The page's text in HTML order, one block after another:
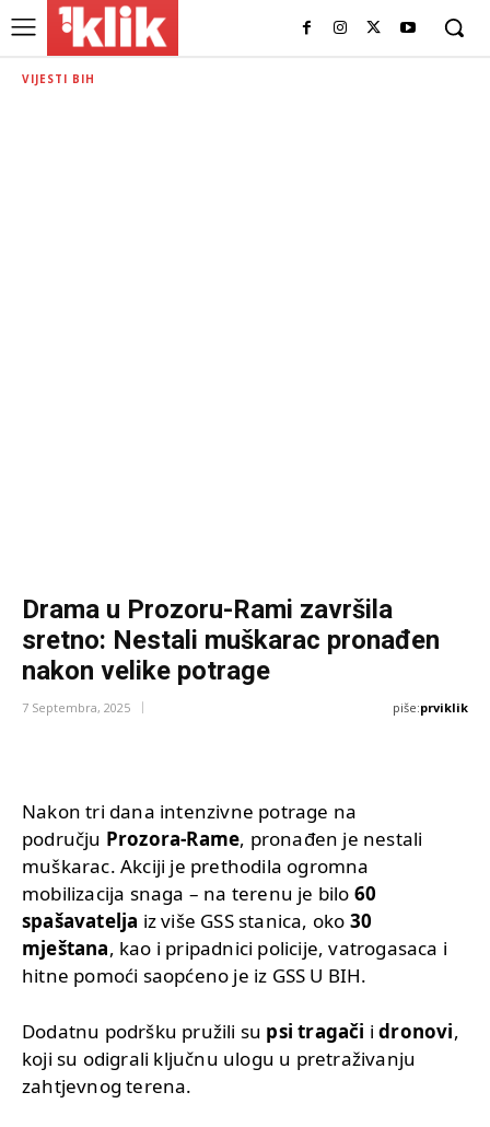
VIJESTI BIH
Drama u Prozoru-Rami završila
sretno: Nestali muškarac pronađen
nakon velike potrage
7 Septembra, 2025 piše:prviklik
Nakon tri dana intenzivne potrage na
području Prozora-Rame, pronađen je nestali
muškarac. Akciji je prethodila ogromna
mobilizacija snaga – na terenu je bilo 60
spašavatelja iz više GSS stanica, oko 30
mještana, kao i pripadnici policije, vatrogasaca i
hitne pomoći saopćeno je iz GSS U BIH.
Dodatnu podršku pružili su psi tragači idronovi,
koji su odigrali ključnu ulogu u pretraživanju
zahtjevnog terena.